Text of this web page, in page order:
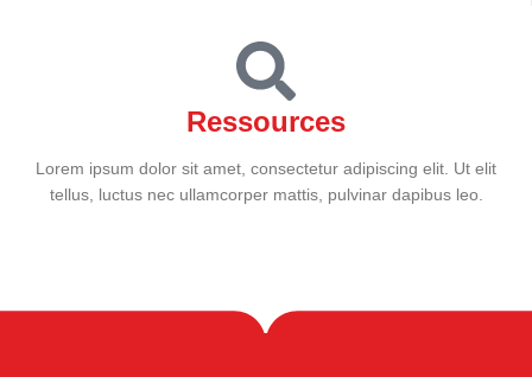
Ressources
Lorem ipsum dolor sit amet, consectetur adipiscing elit. Ut elit
tellus, luctus nec ullamcorper mattis, pulvinar dapibus leo.